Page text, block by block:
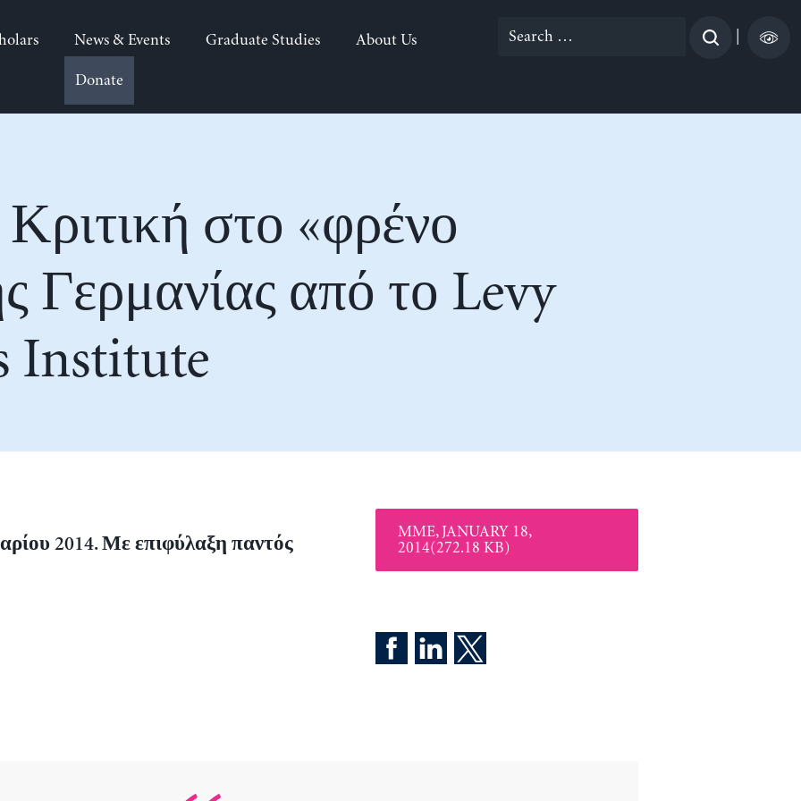
News & Events Graduate Studies About Us
Donate
Search
στο «φρένο
Γερμανίας από το Levy
Institute
2014. Με επιφύλαξη παντός
MME, JANUARY 18,
2014(272.18 KB)